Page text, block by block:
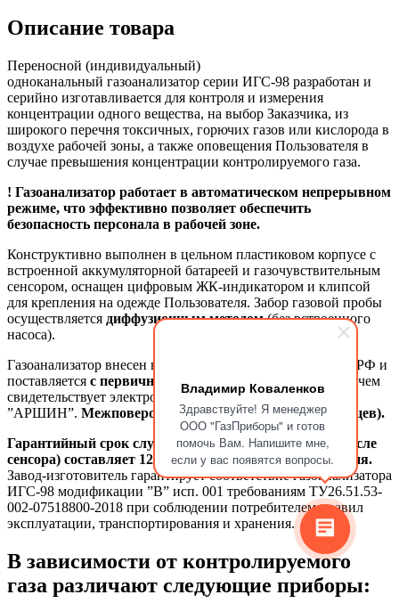
Владимир Коваленков
Здравствуйте! Я менеджер
ООО "ГазПриборы" и готов
помочь Вам. Напишите мне,
если у вас появятся вопросы.
Описание товара
Переносной (индивидуальный)
одноканальный газоанализатор серии ИГС-98 разработан и
серийно изготавливается для контроля и измерения
концентрации одного вещества, на выбор Заказчика, из
широкого перечня токсичных, горючих газов или кислорода в
воздухе рабочей зоны, а также оповещения Пользователя в
случае превышения концентрации контролируемого газа.
! Газоанализатор работает в автоматическом непрерывном
режиме, что эффективно позволяет обеспечить
безопасность персонала в рабочей зоне.
Конструктивно выполнен в цельном пластиковом корпусе с
встроенной аккумуляторной батареей и газочувствительным
сенсором, оснащен цифровым ЖК-индикатором и клипсой
для крепления на одежде Пользователя. Забор газовой пробы
осуществляется диффузионным методом(без встроенного
насоса).
Газоанализатор внесен в реестр СИ (средств измерений) РФ и
поставляется с первичной государственной поверкой
о чем
свидетельствует электронная запись в базе ФГИС
”АРШИН”. Межповерочный интервал - 1 год (12 месяцев).
Гарантийный срок службы газоанализатора (в том числе
сенсора) составляет 12 месяцев с момента изготовления.
Завод-изготовитель гарантирует соответствие газоанализатора
ИГС-98 модификации ”В” исп. 001 требованиям ТУ26.51.53-
002-07518800-2018 при соблюдении потребителем правил
эксплуатации, транспортирования и хранения.
В зависимости от контролируемого
газа различают следующие приборы: